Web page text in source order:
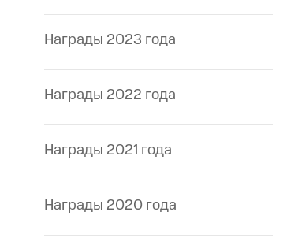
Награды 2023 года
Награды 2022 года
Награды 2021 года
Награды 2020 года